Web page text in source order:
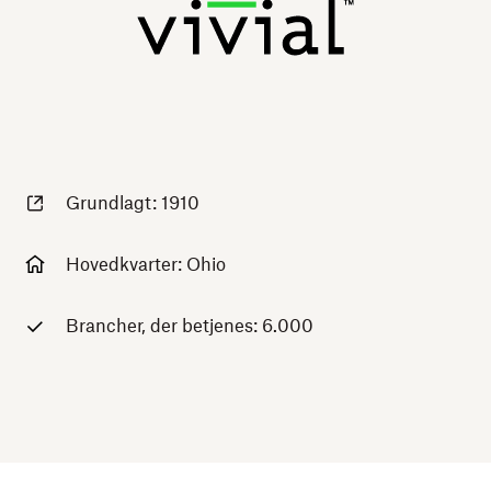
Grundlagt: 1910
Hovedkvarter: Ohio
Brancher, der betjenes: 6.000